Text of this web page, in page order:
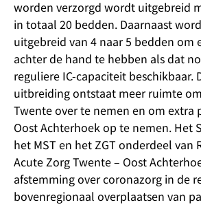
worden verzorgd wordt uitgebreid
in totaal 20 bedden. Daarnaast
uitgebreid van 4 naar 5 bedden om
achter de hand te hebben als dat
reguliere IC-capaciteit beschikbaar.
uitbreiding ontstaat meer ruimte
Twente over te nemen en om extra
Oost Achterhoek op te nemen. Het
het MST en het ZGT onderdeel van
Acute Zorg Twente – Oost
afstemming over coronazorg in de
bovenregionaal overplaatsen van